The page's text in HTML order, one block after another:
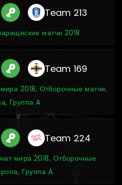
Team 213
матчи 2018
Team 169
2018, Отборочные матчи,
Группа A
Team 224
мира 2018, Отборочные
Группа A